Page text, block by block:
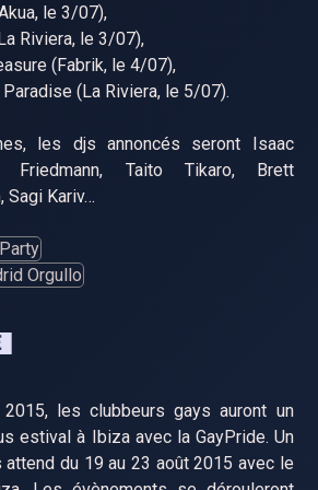
le 3/07),
Riviera, le 3/07),
(Fabrik, le 4/07),
(La Riviera, le 5/07).
les djs annoncés seront Isaac
Friedmann, Taito Tikaro, Brett
Sagi Kariv…
Orgullo
les clubbeurs gays auront un
estival à Ibiza avec la GayPride. Un
du 19 au 23 août 2015 avec le